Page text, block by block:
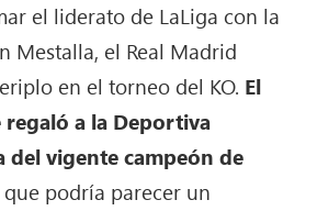
el liderato de LaLiga con la
Mestalla, el Real Madrid
en el torneo del KO. El
regaló a la Deportiva
del vigente campeón de
que podría parecer un